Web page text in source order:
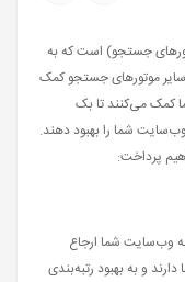
جستجو) است که به
موتورهای جستجو کمک
کمک می‌کنند تا بک
شما را بهبود دهند.
پرداخت:
وب‌سایت شما ارجاع
و به بهبود رتبه‌بندی